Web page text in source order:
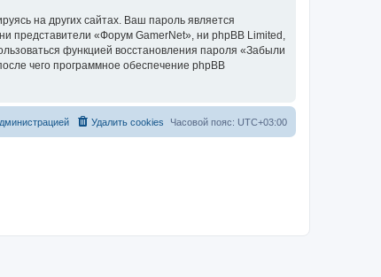
на других сайтах. Ваш пароль является
представители «Форум GamerNet», ни phpBB Limited,
функцией восстановления пароля «Забыли
чего программное обеспечение phpBB
Часовой пояс: UTC+03:00
Удалить cookies